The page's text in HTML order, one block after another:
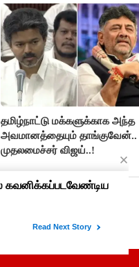
தமிழ்நாட்டு மக்களுக்காக அந்த
அவமானத்தையும் தாங்குவேன்..
முதலமைச்சர் விஜய்..!